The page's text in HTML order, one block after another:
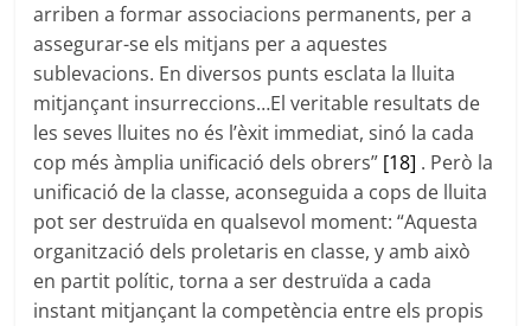
arriben a formar associacions permanents, per a
assegurar-se els mitjans per a aquestes
sublevacions. En diversos punts esclata la lluita
mitjançant insurreccions…El veritable resultats de
les seves lluites no és l’èxit immediat, sinó la cada
cop més àmplia unificació dels obrers” [18] . Però la
unificació de la classe, aconseguida a cops de lluita
pot ser destruïda en qualsevol moment: “Aquesta
organització dels proletaris en classe, y amb això
en partit polític, torna a ser destruïda a cada
instant mitjançant la competència entre els propis